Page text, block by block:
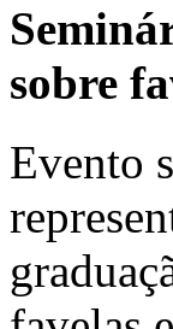
sobre
Evento